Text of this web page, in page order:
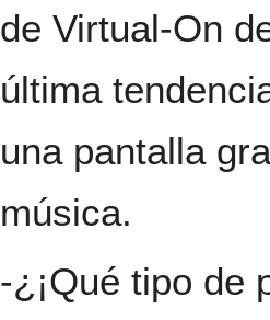
de Virtual-On
última
una pantalla
música.
-¿¡Qué tipo de